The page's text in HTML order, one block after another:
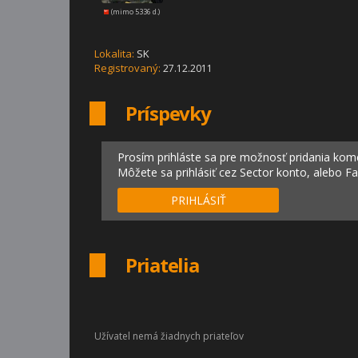
(mimo 5336 d.)
Lokalita: SK
Registrovaný: 27.12.2011
Príspevky
Prosím prihláste sa pre možnosť pridania
Môžete sa prihlásiť cez Sector konto, alebo
PRIHLÁSIŤ
Priatelia
Užívatel nemá žiadnych priateľov